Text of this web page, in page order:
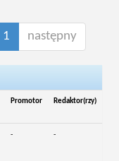
1 następny
Promotor Redaktor(rzy)
- -